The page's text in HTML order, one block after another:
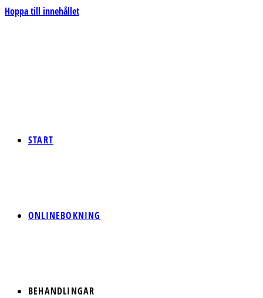
Hoppa till innehållet
START
ONLINEBOKNING
BEHANDLINGAR